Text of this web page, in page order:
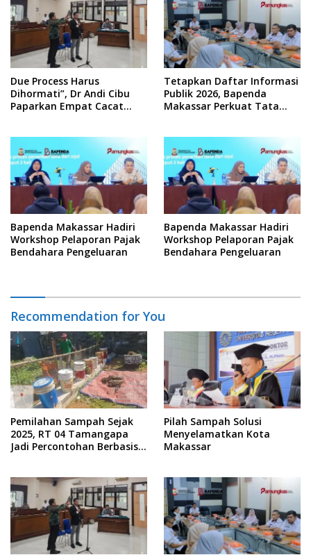
Due Process Harus
Dihormati”, Dr Andi Cibu
Paparkan Empat Cacat
Tetapkan Daftar Informasi
Publik 2026, Bapenda
Makassar Perkuat Tata
Bapenda Makassar Hadiri
Workshop Pelaporan Pajak
Bendahara Pengeluaran
Bapenda Makassar Hadiri
Workshop Pelaporan Pajak
Bendahara Pengeluaran
Recommendation for You
Pemilahan Sampah Sejak
2025, RT 04 Tamangapa
Jadi Percontohan Berbasis
Pilah Sampah Solusi
Menyelamatkan Kota
Makassar